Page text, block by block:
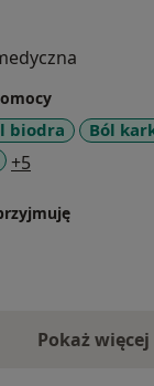
biodra Ból
+5
Pokaż więcej
o